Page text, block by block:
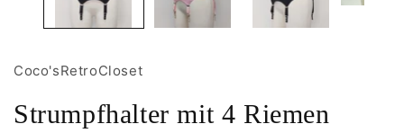
Coco'sRetroCloset
Strumpfhalter mit 4 Riemen